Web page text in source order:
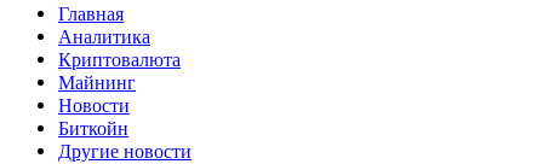
Главная
Аналитика
Криптовалюта
Майнинг
Новости
Биткойн
Другие новости